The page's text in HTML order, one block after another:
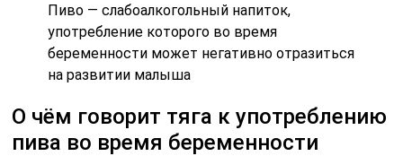
Пиво — слабоалкогольный напиток,
употребление которого во время
беременности может негативно отразиться
на развитии малыша
О чём говорит тяга к употреблению
пива во время беременности